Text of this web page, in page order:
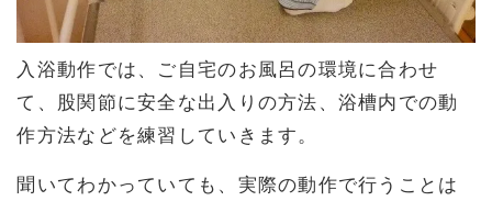
入浴動作では、ご自宅のお風呂の環境に合わせ
て、股関節に安全な出入りの方法、浴槽内での動
作方法などを練習していきます。
聞いてわかっていても、実際の動作で行うことは